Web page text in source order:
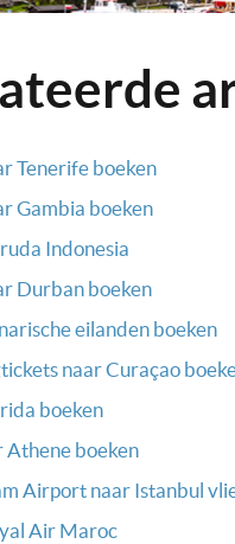
Tenerife boeken
Gambia boeken
Indonesia
Durban boeken
eilanden boeken
naar Curaçao
boeken
Athene boeken
Airport naar Istanbul
Air Maroc